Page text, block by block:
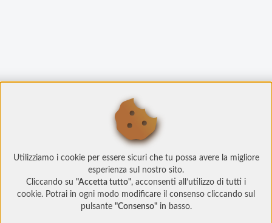
Utilizziamo i cookie per essere sicuri che tu possa avere la migliore
esperienza sul nostro sito.
Cliccando su "Accetta tutto", acconsenti all’utilizzo di tutti i
cookie. Potrai in ogni modo modificare il consenso cliccando sul
pulsante "Consenso"in basso.